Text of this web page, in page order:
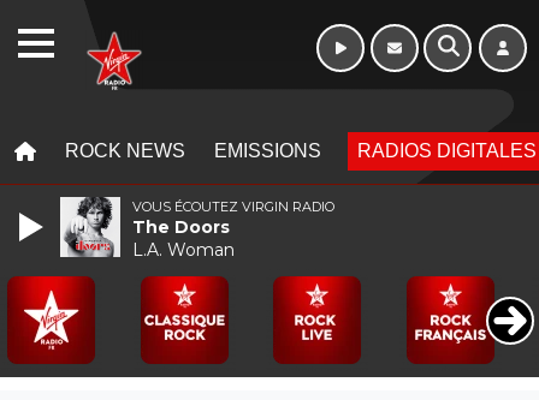
ROCK NEWS EMISSIONS RADIOS DIGITALES
VOUS ÉCOUTEZ VIRGIN RADIO
The Doors
L.A. Woman
WEBRADIO